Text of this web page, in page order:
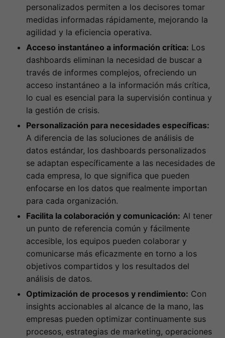
personalizados permiten a los decisores tomar
medidas informadas rápidamente, mejorando la
agilidad y la eficiencia operativa.
Acceso instantáneo a información crítica: Los
dashboards eliminan la necesidad de buscar a
través de informes complejos, ofreciendo un
acceso instantáneo a la información más crítica,
lo cual es esencial para la supervisión continua y
la gestión de crisis.
Personalización para necesidades específicas:
A diferencia de las soluciones de análisis de
datos estándar, los dashboards personalizados
se adaptan específicamente a las necesidades de
cada empresa, lo que significa que pueden
enfocarse en los datos que realmente importan
para cada organización.
Facilita la colaboración y comunicación: Al tener
un punto de referencia común y fácilmente
accesible, los equipos pueden colaborar y
comunicarse más eficazmente en torno a los
objetivos compartidos y los resultados del
análisis de datos.
Optimización de procesos y rendimiento: Con
insights accionables al alcance de la mano, las
empresas pueden optimizar continuamente sus
procesos, estrategias de marketing, operaciones